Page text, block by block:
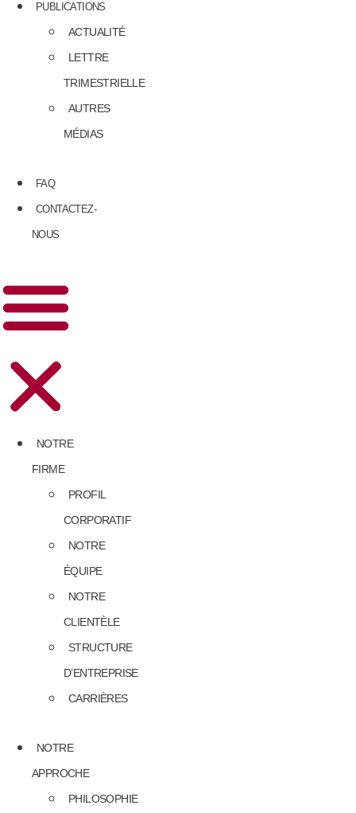
PUBLICATIONS
ACTUALITÉ
LETTRE
TRIMESTRIELLE
AUTRES
MÉDIAS
FAQ
CONTACTEZ-
NOUS
NOTRE
FIRME
PROFIL
CORPORATIF
NOTRE
ÉQUIPE
NOTRE
CLIENTÈLE
STRUCTURE
D’ENTREPRISE
CARRIÈRES
NOTRE
APPROCHE
PHILOSOPHIE